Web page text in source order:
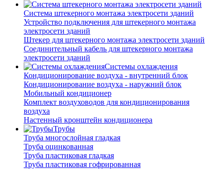
Система штекерного монтажа электросети зданий
Устройство подключения для штекерного монтажа
электросети зданий
Штекер для штекерного монтажа электросети зданий
Соединительный кабель для штекерного монтажа
электросети зданий
Системы охлаждения
Кондиционирование воздуха - внутренний блок
Кондиционирование воздуха - наружний блок
Мобильный кондиционер
Комплект воздуховодов для кондиционирования
воздуха
Настенный кронштейн кондиционера
Трубы
Труба многослойная гладкая
Труба оцинкованная
Труба пластиковая гладкая
Труба пластиковая гофрированная